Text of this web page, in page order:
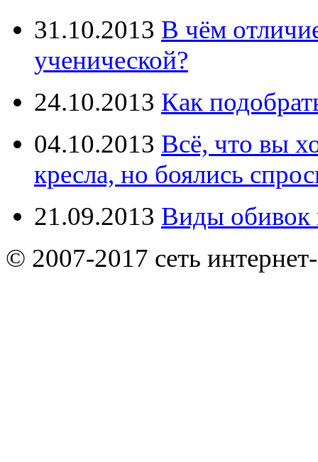
31.10.2013 В чём
ученической?
24.10.2013 Как
04.10.2013 Всё, что вы
кресла, но боялись
21.09.2013 Виды обивок
© 2007-2017 сеть